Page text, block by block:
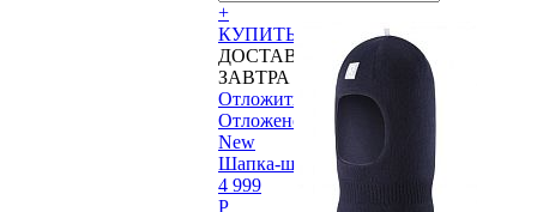
+
КУПИТЬ
ДОСТАВИМ
ЗАВТРА
Отложить
Отложено
New
Шапка-шлем Reima®, Starrie
4 999
P